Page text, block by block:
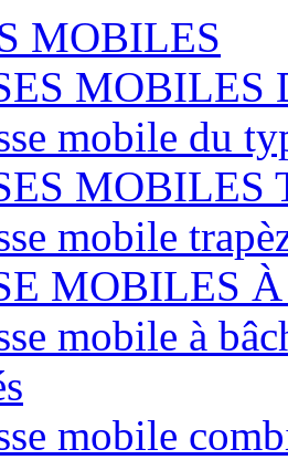
MOBILES
MOBILES
mobile du
MOBILES
mobile
MOBILES
mobile à
mobile